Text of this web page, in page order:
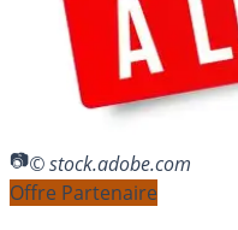
© stock.adobe.com
Offre Partenaire